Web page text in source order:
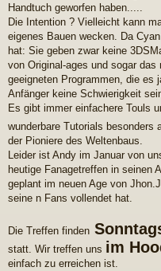
Handtuch geworfen haben.....
Die Intention ? Vielleicht kann
eigenes Bauen wecken. Da
hat: Sie geben zwar keine
von Original-ages und sogar
geeigneten Programmen, die es
Anfänger keine Schwierigkeit
Es gibt immer einfachere Touls
wunderbare Tutorials besonders
der Pioniere des Weltenbaus.
Leider ist Andy im Januar von
heutige Fanagetreffen in seinen
geplant im neuen Age von
seine n Fans vollendet hat.
Die Treffen finden
statt. Wir treffen uns im
einfach zu erreichen ist.